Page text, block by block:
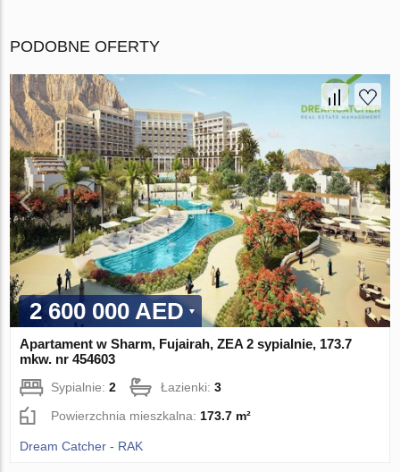
PODOBNE OFERTY
2 600 000 AED
Apartament w Sharm, Fujairah, ZEA 2 sypialnie, 173.7
mkw. nr 454603
Sypialnie:2 Łazienki:3
Powierzchnia mieszkalna:173.7 m²
Dream Catcher - RAK